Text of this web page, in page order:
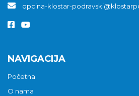
opcina-klostar-
NAVIGACIJA
Početna
O nama